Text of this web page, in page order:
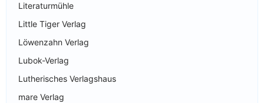
Literaturmühle
Little Tiger Verlag
Löwenzahn Verlag
Lubok-Verlag
Lutherisches Verlagshaus
mare Verlag